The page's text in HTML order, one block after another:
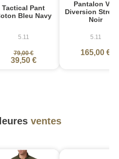
Tactical Pant
Bleu Navy
5.11
79,00 €
39,50 €
Pantalon V.XI
Diversion
Noir
5.11
165,00 €
ventes